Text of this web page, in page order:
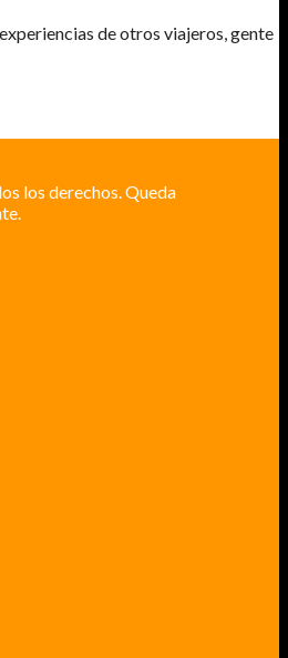
de otros viajeros, gente
los derechos. Queda